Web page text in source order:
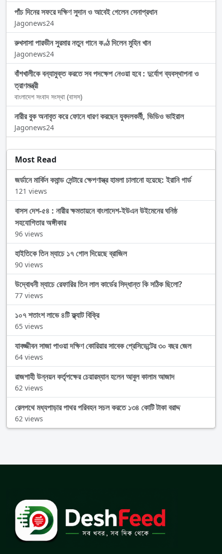
পাঁচ দিনের সফরে দক্ষিণ সুদান ও আবেই গেলেন সেনাপ্রধান
Jagonews24
রুখসাসা পারভীন সুরমার নতুন গানে কণ্ঠ দিলেন মুহিন খান
Jagonews24
বাঁশখালীকে বন্যামুক্ত করতে সব পদক্ষেপ নেওয়া হবে : দুর্যোগ ব্যবস্থাপনা ও
ত্রাণমন্ত্রী
বাংলাদেশ সংবাদ সংস্থা (বাসস)
নারীর বুক অনাবৃত করে ফোনে ধারণ করছেন যুবদলকর্মী, ভিডিও ভাইরাল
Jagonews24
Most Read
জর্ডানে মার্কিন কমান্ড সেন্টারে ক্ষেপণাস্ত্র হামলা চালানো হয়েছে: ইরানি গার্ড
121 views
বাসস দেশ-৫৪ : নারীর ক্ষমতায়নে বাংলাদেশ-ইউএন উইমেনের ঘনিষ্ঠ
সহযোগিতার অঙ্গীকার
96 views
হাইতিকে তিন ম্যাচে ১৭ গোল দিয়েছে ব্রাজিল
90 views
উদ্বোধনী ম্যাচে রেফারির তিন লাল কার্ডের সিদ্ধান্ত কি সঠিক ছিলো?
77 views
১০৭ শতাংশ লাভে ৪টি ফ্ল্যাট বিক্রি
65 views
যাবজ্জীবন সাজা পাওয়া দক্ষিণ কোরিয়ার সাবেক প্রেসিডেন্টের ৩০ বছর জেল
64 views
রাজশাহী উন্নয়ন কর্তৃপক্ষের চেয়ারম্যান হলেন আবুল কালাম আজাদ
62 views
রেলপথে মধ্যপাড়ার পাথর পরিবহন সচল করতে ১৩৪ কোটি টাকা বরাদ্দ
62 views